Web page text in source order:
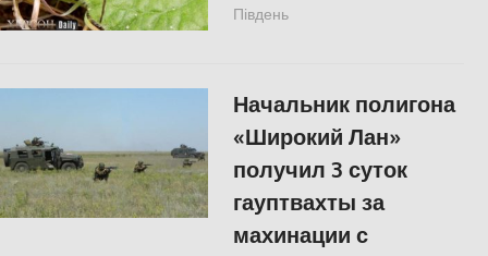
Південь
Начальник полигона
«Широкий Лан»
получил 3 суток
гауптвахты за
махинации с